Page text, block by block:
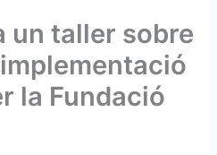
un taller sobre
la Fundació